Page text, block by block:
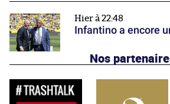
Hier à 22:48
Infantino a encore
Nos